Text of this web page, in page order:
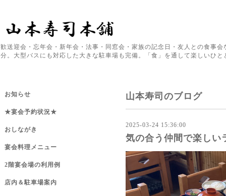
歓送迎会・忘年会・新年会・法事・同窓会・家族の記念日・友人との食事
分。大型バスにも対応した大きな駐車場も完備。「食」を通して楽しいひと
山本寿司のブログ
2025-03-24 15:36:00
気の合う仲間で楽しい
お知らせ
★宴会予約状況★
おしながき
宴会料理メニュー
2階宴会場の利用例
店内＆駐車場案内